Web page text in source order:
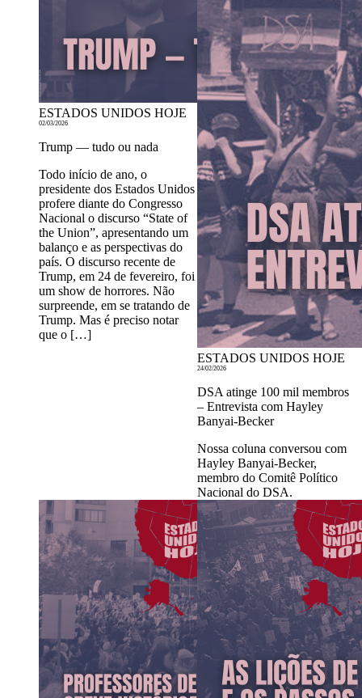
ESTADOS UNIDOS HOJE
02/03/2026
Trump — tudo ou nada
Todo início de ano, o
presidente dos Estados Unidos
profere diante do Congresso
Nacional o discurso “State of
the Union”, apresentando um
balanço e as perspectivas do
país. O discurso recente de
Trump, em 24 de fevereiro, foi
um show de horrores. Não
surpreende, em se tratando de
Trump. Mas é preciso notar
que o […]
ESTADOS UNIDOS HOJE
24/02/2026
DSA atinge 100 mil membros
– Entrevista com Hayley
Banyai-Becker
Nossa coluna conversou com
Hayley Banyai-Becker,
membro do Comitê Político
Nacional do DSA.